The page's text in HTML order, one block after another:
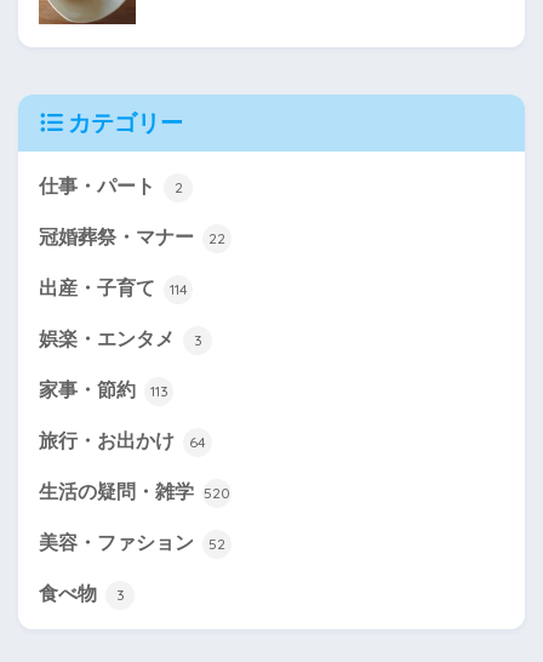
カテゴリー
仕事・パート 2
冠婚葬祭・マナー 22
出産・子育て 114
娯楽・エンタメ 3
家事・節約 113
旅行・お出かけ 64
生活の疑問・雑学 520
美容・ファション 52
食べ物 3